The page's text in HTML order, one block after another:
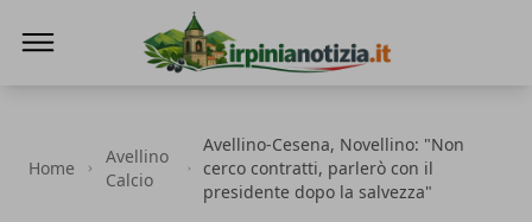
Home
Avellino
Calcio
Avellino-Cesena, Novellino: "Non
cerco contratti, parlerò con il
presidente dopo la salvezza"